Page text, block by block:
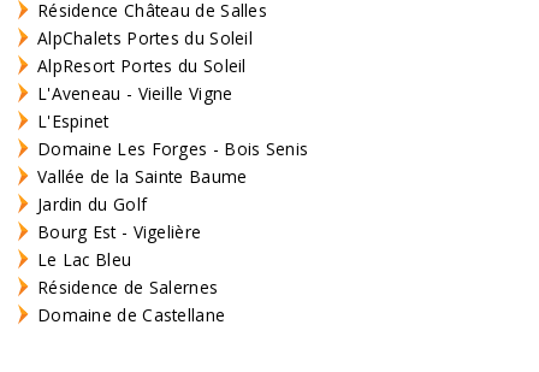
Résidence Château de Salles
AlpChalets Portes du Soleil
AlpResort Portes du Soleil
L'Aveneau - Vieille Vigne
L'Espinet
Domaine Les Forges - Bois Senis
Vallée de la Sainte Baume
Jardin du Golf
Bourg Est - Vigelière
Le Lac Bleu
Résidence de Salernes
Domaine de Castellane